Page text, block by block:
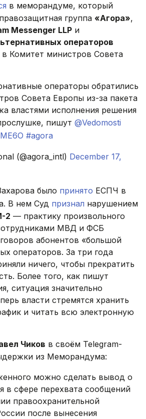
в меморандуме, который
группа «Агора»,
Messenger LLP и
операторов
в Комитет министров Совета
операторы обратились
Совета Европы из-за пакета
властями исполнения решения
пишут @Vedomosti
#agora
(@agora_intl) December 17,
было принято ЕСПЧ в
В нем Суд признал нарушением
2 — практику произвольного
МВД и ФСБ
абонентов «большой
операторов. За три года
ничего, чтобы прекратить
Более того, как пишут
ситуация значительно
власти стремятся хранить
и читать всю электронную
Чиков в своём Telegram-
из Меморандума:
можно сделать вывод о
в сфере перехвата сообщений
правоохранительной
после вынесения